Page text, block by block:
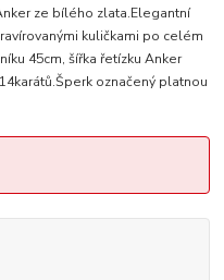
ze bílého zlata.Elegantní
kuličkami po celém
45cm, šířka řetízku Anker
označený platnou